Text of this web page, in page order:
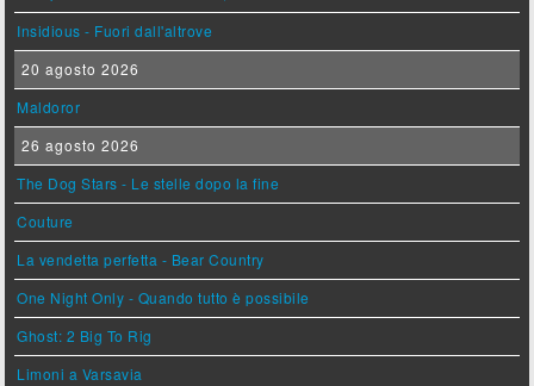
Insidious - Fuori dall'altrove
20 agosto 2026
Maldoror
26 agosto 2026
The Dog Stars - Le stelle dopo la fine
Couture
La vendetta perfetta - Bear Country
One Night Only - Quando tutto è possibile
Ghost: 2 Big To Rig
Limoni a Varsavia